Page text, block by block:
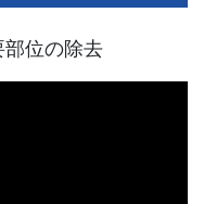
位の除去